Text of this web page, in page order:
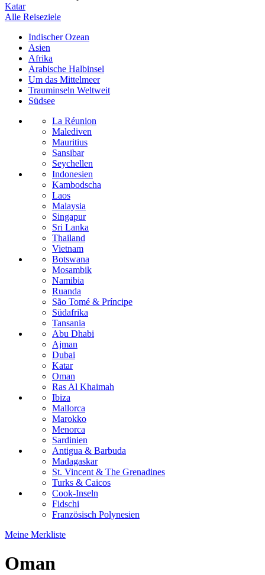
Katar
Alle Reiseziele
Indischer Ozean
Asien
Afrika
Arabische Halbinsel
Um das Mittelmeer
Trauminseln Weltweit
Südsee
La Réunion
Malediven
Mauritius
Sansibar
Seychellen
Indonesien
Kambodscha
Laos
Malaysia
Singapur
Sri Lanka
Thailand
Vietnam
Botswana
Mosambik
Namibia
Ruanda
São Tomé & Príncipe
Südafrika
Tansania
Abu Dhabi
Ajman
Dubai
Katar
Oman
Ras Al Khaimah
Ibiza
Mallorca
Marokko
Menorca
Sardinien
Antigua & Barbuda
Madagaskar
St. Vincent & The Grenadines
Turks & Caicos
Cook-Inseln
Fidschi
Französisch Polynesien
Meine Merkliste
Oman